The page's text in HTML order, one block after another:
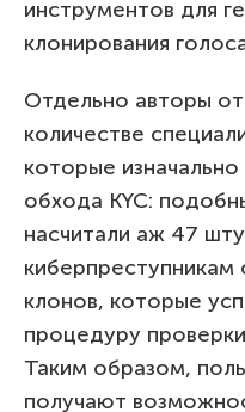
инструментов для
клонирования
Отдельно авторы
количестве
которые
обхода KYC:
насчитали аж 47
клонов, которые
процедуру
Таким образом,
получают